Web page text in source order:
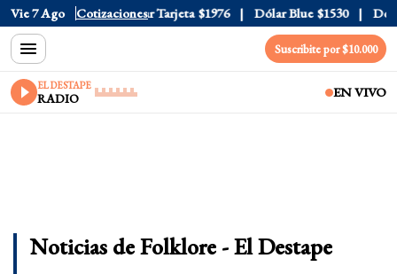
Vie 7 Ago Cotizaciones
$1520 Dólar Tarjeta $1976 Dólar Blue $1530 Dólar
Suscribite por $10.000
EL DESTAPE
RADIO EN VIVO
Noticias de Folklore - El Destape